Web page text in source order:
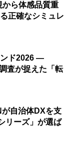
ら体感品質重
正確なシミュレ
ド2026 ―
査が捉えた「転
自治体DXを支
リーズ」が選ば